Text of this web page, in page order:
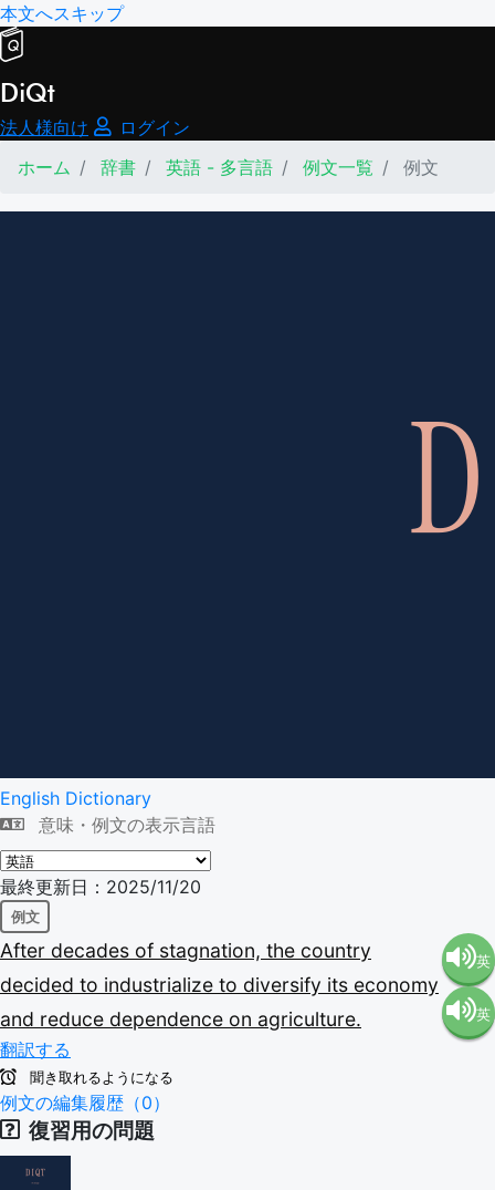
本文へスキップ
DiQt
法人様向け
ログイン
ホーム
辞書 英語 - 多言語 例文一覧 例文
English Dictionary
意味・例文の表示言語
最終更新日：2025/11/20
例文
After decades of stagnation, the country
decided to industrialize to diversify its economy
and reduce dependence on agriculture.
翻訳する
英
語（米
英
聞き取れるようになる
例文の編集履歴（0）
復習用の問題